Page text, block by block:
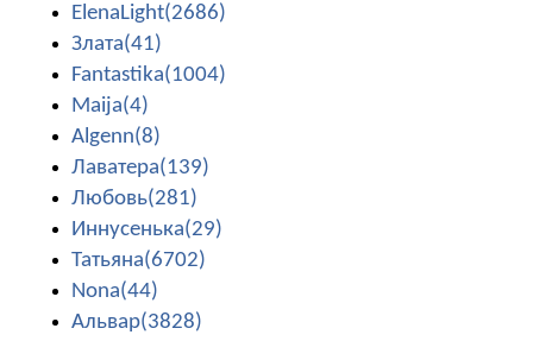
ElenaLight(2686)
Злата(41)
Fantastika(1004)
Maija(4)
Algenn(8)
Лаватера(139)
Любовь(281)
Иннусенька(29)
Татьяна(6702)
Nona(44)
Альвар(3828)